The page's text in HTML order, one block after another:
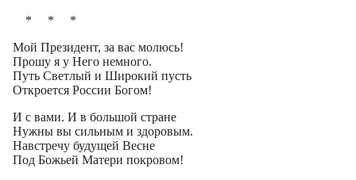
* * *
Мой Президент, за вас молюсь!
Прошу я у Него немного.
Путь Светлый и Широкий пусть
Откроется России Богом!
И с вами. И в большой стране
Нужны вы сильным и здоровым.
Навстречу будущей Весне
Под Божьей Матери покровом!